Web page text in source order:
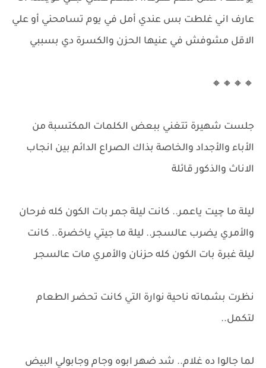
عارف اني غلطت بس عندي أمل في يوم تسامحني أو علي
الاقل مشوفش في عنيها الحزن والكسرة دي بسببي
🔸🔸🔸🔸
جلست شهيرة تتغني ببعض الكلمات المكتسبة من
الأباء والأجداد والخاصة بذاك الصراع الدائم بين انجاب
الاناث والذكور قائلة
ليلة ما چيت ياعمر.. كانت ليلة جمر بات الكون كله فرحان
والأمري يضرب عالسجر.. ليلة ما جيتي ياخضرة.. كانت
ليلة غبرة بات الكون كله حزنان والأمري مات عالسجر
نظرت بشماته ناحية نوارة التي كانت تحضر الطعام
لتكمل..
لما جالوا ده غلام.. شد ضهر ابوه وجام وجابولي البيض